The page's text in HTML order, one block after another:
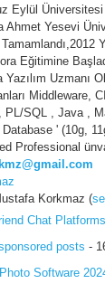
Eylül
Ahmet Yesevi
Eğitimine
Yazılım Uzmanı
Middleware,
SQL , Java ,
' (10g,
Professional
Korkmaz (
Chat
posts -
Software